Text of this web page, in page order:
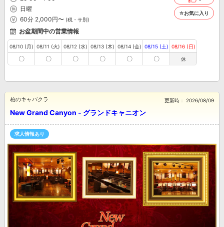
日曜
60分 2,000円〜 (税・サ別)
☆お気に入り
お盆期間中の営業情報
08/10 (月)
〇
08/11 (火)
〇
08/12 (水)
〇
08/13 (木)
〇
08/14 (金)
〇
08/15 (土)
〇
08/16 (日)
休
New Grand Canyon - グランドキャニオン
柏のキャバクラ 更新時： 2026/08/09
求人情報あり